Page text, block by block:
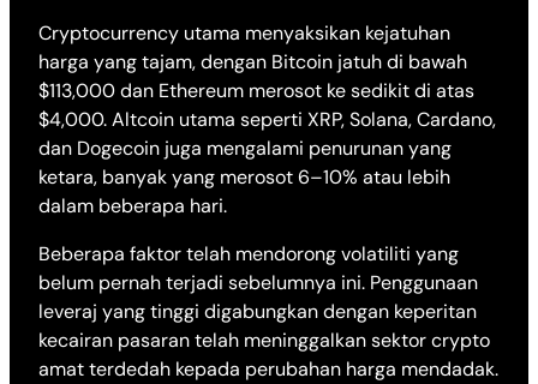
Cryptocurrency utama menyaksikan kejatuhan
harga yang tajam, dengan Bitcoin jatuh di bawah
$113,000 dan Ethereum merosot ke sedikit di atas
$4,000. Altcoin utama seperti XRP, Solana, Cardano,
dan Dogecoin juga mengalami penurunan yang
ketara, banyak yang merosot 6–10% atau lebih
dalam beberapa hari.
Beberapa faktor telah mendorong volatiliti yang
belum pernah terjadi sebelumnya ini. Penggunaan
leveraj yang tinggi digabungkan dengan keperitan
kecairan pasaran telah meninggalkan sektor crypto
amat terdedah kepada perubahan harga mendadak.